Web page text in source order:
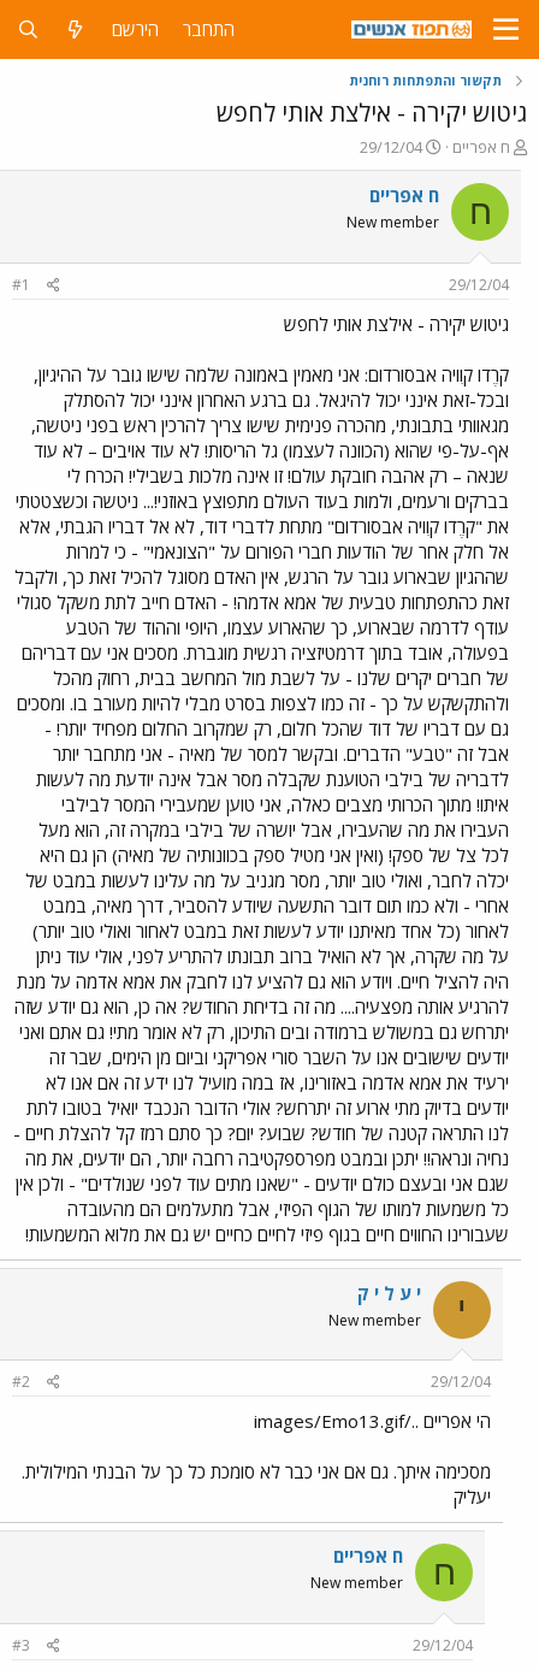
התחבר הירשם
תקשור והתפתחות רוחנית
גיטוש יקירה - אילצת אותי לחפש
פ
ו
ת
ח
ה
ש
א
ח אפריים
פ
ו
ר
ס
ם
29/12/04
ח ח אפריים
New member
29/12/04
#1
גיטוש יקירה - אילצת אותי לחפש
קרֶדו קוִויה אבסורדום: אני מאמין באמונה שלמה שישו גובר על ההיגיון,
ובכל-זאת אינני יכול להיגאל. גם ברגע האחרון אינני יכול להסתלק
מגאוותי בתבונתי, מהכרה פנימית שישו צריך להרכין ראש בפני ניטשה,
אף-על-פי שהוא (הכוונה לעצמו) גל הריסות! לא עוד אויבים – לא עוד
שנאה – רק אהבה חובקת עולם! זו אינה מלכות בשבילי! הכרח לי
בברקים ורעמים, ולמות בעוד העולם מתפוצץ באוזני!... ניטשה וכשצטטתי
את "קרֶדו קוִויה אבסורדום" מתחת לדברי דוד, לא אל דבריו הגבתי, אלא
אל חלק אחר של הודעות חברי הפורום על "הצונאמי" - כי למרות
שההגיון שבארוע גובר על הרגש, אין האדם מסוגל להכיל זאת כך, ולקבל
זאת כהתפתחות טבעית של אמא אדמה! - האדם חייב לתת משקל סגולי
עודף לדרמה שבארוע, כך שהארוע עצמו, היופי וההוד של הטבע
בפעולה, אובד בתוך דרמטיזציה רגשית מוגברת. מסכים אני עם דבריהם
של חברים יקרים שלנו - על לשבת מול המחשב בבית, רחוק מהכל
ולהתקשקש על כך - זה כמו לצפות בסרט מבלי להיות מעורב בו. ומסכים
גם עם דבריו של דוד שהכל חלום, רק שמקרוב החלום מפחיד יותר! -
אבל זה "טבע" הדברים. ובקשר למסר של מאיה - אני מתחבר יותר
לדבריה של בילבי הטוענת שקבלה מסר אבל אינה יודעת מה לעשות
איתו! מתוך הכרותי מצבים כאלה, אני טוען שמעבירי המסר לבילבי
העבירו את מה שהעבירו, אבל יושרה של בילבי במקרה זה, הוא מעל
לכל צל של ספק! (ואין אני מטיל ספק בכוונותיה של מאיה) הן גם היא
יכלה לחבר, ואולי טוב יותר, מסר מגניב על מה עלינו לעשות במבט של
אחרי - ולא כמו תום דובר התשעה שיודע להסביר, דרך מאיה, במבט
לאחור (כל אחד מאיתנו יודע לעשות זאת במבט לאחור ואולי טוב יותר)
על מה שקרה, אך לא הואיל ברוב תבונתו להתריע לפני, אולי עוד ניתן
היה להציל חיים. ויודע הוא גם להציע לנו לחבק את אמא אדמה על מנת
להרגיע אותה מפצעיה.... מה זה בדיחת החודש? אה כן, הוא גם יודע שזה
יתרחש גם במשולש ברמודה ובים התיכון, רק לא אומר מתי! גם אתם ואני
יודעים שישובים אנו על השבר סורי אפריקני וביום מן הימים, שבר זה
ירעיד את אמא אדמה באזורינו, אז במה מועיל לנו ידע זה אם אנו לא
יודעים בדיוק מתי ארוע זה יתרחש? אולי הדובר הנכבד יואיל בטובו לתת
לנו התראה קטנה של חודש? שבוע? יום? כך סתם רמז קל להצלת חיים -
נחיה ונראה!! יתכן ובמבט מפרספקטיבה רחבה יותר, הם יודעים, את מה
שגם אני ובעצם כולם יודעים - "שאנו מתים עוד לפני שנולדים" - ולכן אין
כל משמעות למותו של הגוף הפיזי, אבל מתעלמים הם מהעובדה
שעבורינו החווים חיים בגוף פיזי לחיים כחיים יש גם את מלוא המשמעות!
י י ע ל י ק
New member
29/12/04
#2
הי אפריים ../images/Emo13.gif
מסכימה איתך. גם אם אני כבר לא סומכת כל כך על הבנתי המילולית.
יעליק
ח ח אפריים
New member
29/12/04
#3